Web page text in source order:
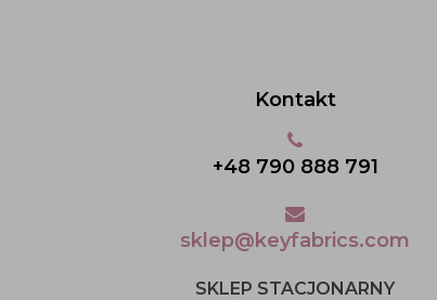
Kontakt
+48 790 888 791
sklep@keyfabrics.com
SKLEP STACJONARNY